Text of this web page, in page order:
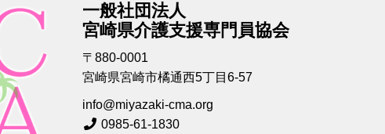
一般社団法人
宮崎県介護支援専門員協会
〒880-0001
宮崎県宮崎市橘通西5丁目6-57
info@miyazaki-cma.org
0985-61-1830